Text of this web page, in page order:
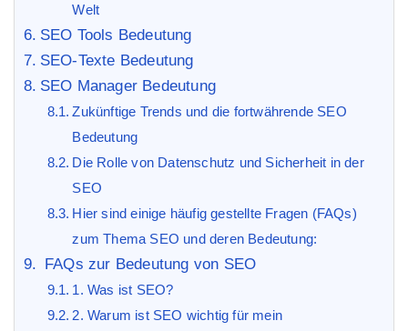
Welt
SEO Tools Bedeutung
SEO-Texte Bedeutung
SEO Manager Bedeutung
Zukünftige Trends und die fortwährende SEO
Bedeutung
Die Rolle von Datenschutz und Sicherheit in der
SEO
Hier sind einige häufig gestellte Fragen (FAQs)
zum Thema SEO und deren Bedeutung:
FAQs zur Bedeutung von SEO
1. Was ist SEO?
2. Warum ist SEO wichtig für mein